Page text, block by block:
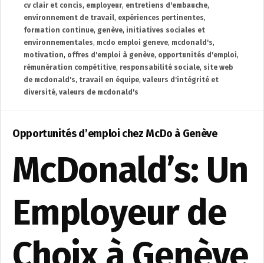
cv clair et concis, employeur, entretiens d'embauche,
environnement de travail, expériences pertinentes,
formation continue, genève, initiatives sociales et
environnementales, mcdo emploi geneve, mcdonald's,
motivation, offres d'emploi à genève, opportunités d'emploi,
rémunération compétitive, responsabilité sociale, site web
de mcdonald's, travail en équipe, valeurs d'intégrité et
diversité, valeurs de mcdonald's
Opportunités d’emploi chez McDo à Genève
McDonald’s: Un
Employeur de